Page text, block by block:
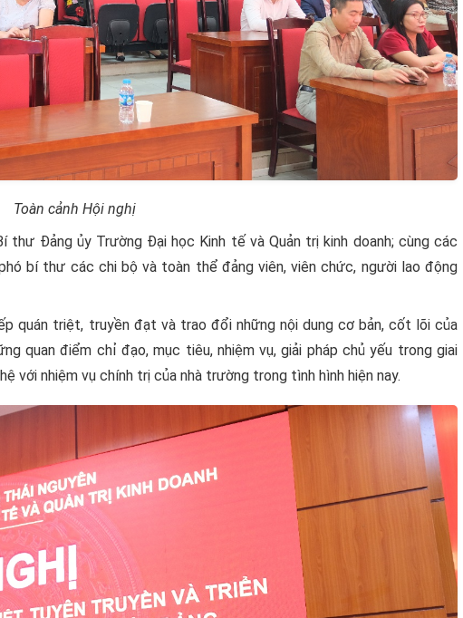
Toàn cảnh Hội nghị
Đảng ủy Trường Đại học Kinh tế và Quản trị kinh doanh; cùng các
bí thư các chi bộ và toàn thể đảng viên, viên chức, người lao động
quán triệt, truyền đạt và trao đổi những nội dung cơ bản, cốt lõi của
quan điểm chỉ đạo, mục tiêu, nhiệm vụ, giải pháp chủ yếu trong giai
với nhiệm vụ chính trị của nhà trường trong tình hình hiện nay.